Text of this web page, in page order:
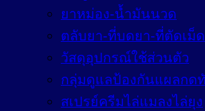
ยาหม่อง-น้ำมันนวด
ตลับยา-ที่บดยา-ที่ตัดเม็
วัสดุอุปกรณ์ใช้ส่วนตัว
กลุ่มดูแลป้องกันแผลกด
สเปรย์ครีมไล่แมลงไล่ยุง